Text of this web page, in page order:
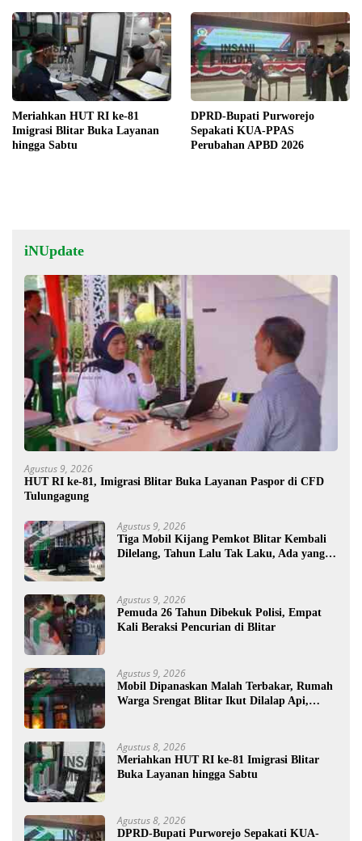
Meriahkan HUT RI ke-81
Imigrasi Blitar Buka Layanan
hingga Sabtu
DPRD-Bupati Purworejo
Sepakati KUA-PPAS
Perubahan APBD 2026
iNUpdate
Agustus 9, 2026
HUT RI ke-81, Imigrasi Blitar Buka Layanan Paspor di CFD
Tulungagung
Agustus 9, 2026
Tiga Mobil Kijang Pemkot Blitar Kembali
Dilelang, Tahun Lalu Tak Laku, Ada yang
Agustus 9, 2026
Pemuda 26 Tahun Dibekuk Polisi, Empat
Kali Beraksi Pencurian di Blitar
Agustus 9, 2026
Mobil Dipanaskan Malah Terbakar, Rumah
Warga Srengat Blitar Ikut Dilalap Api,
Agustus 8, 2026
Meriahkan HUT RI ke-81 Imigrasi Blitar
Buka Layanan hingga Sabtu
Agustus 8, 2026
DPRD-Bupati Purworejo Sepakati KUA-